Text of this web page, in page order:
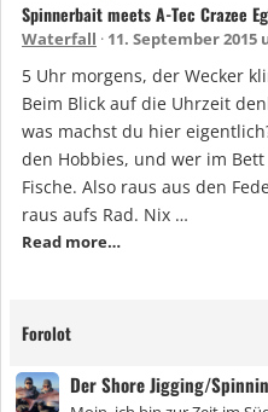
Spinnerbait meets A-Tec Crazee
Waterfall 11. September 2015
5 Uhr morgens, der Wecker
Beim Blick auf die Uhrzeit
was machst du hier
den Hobbies, und wer im
Fische. Also raus aus den
raus aufs Rad. Nix …
Read more…
Forolot
Der Shore Jigging/